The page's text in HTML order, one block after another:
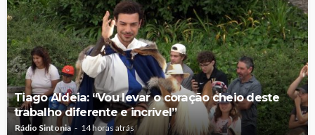
Tiago Aldeia: “Vou levar o coração cheio deste
trabalho diferente e incrível”
Rádio Sintonia 14 horas atrás